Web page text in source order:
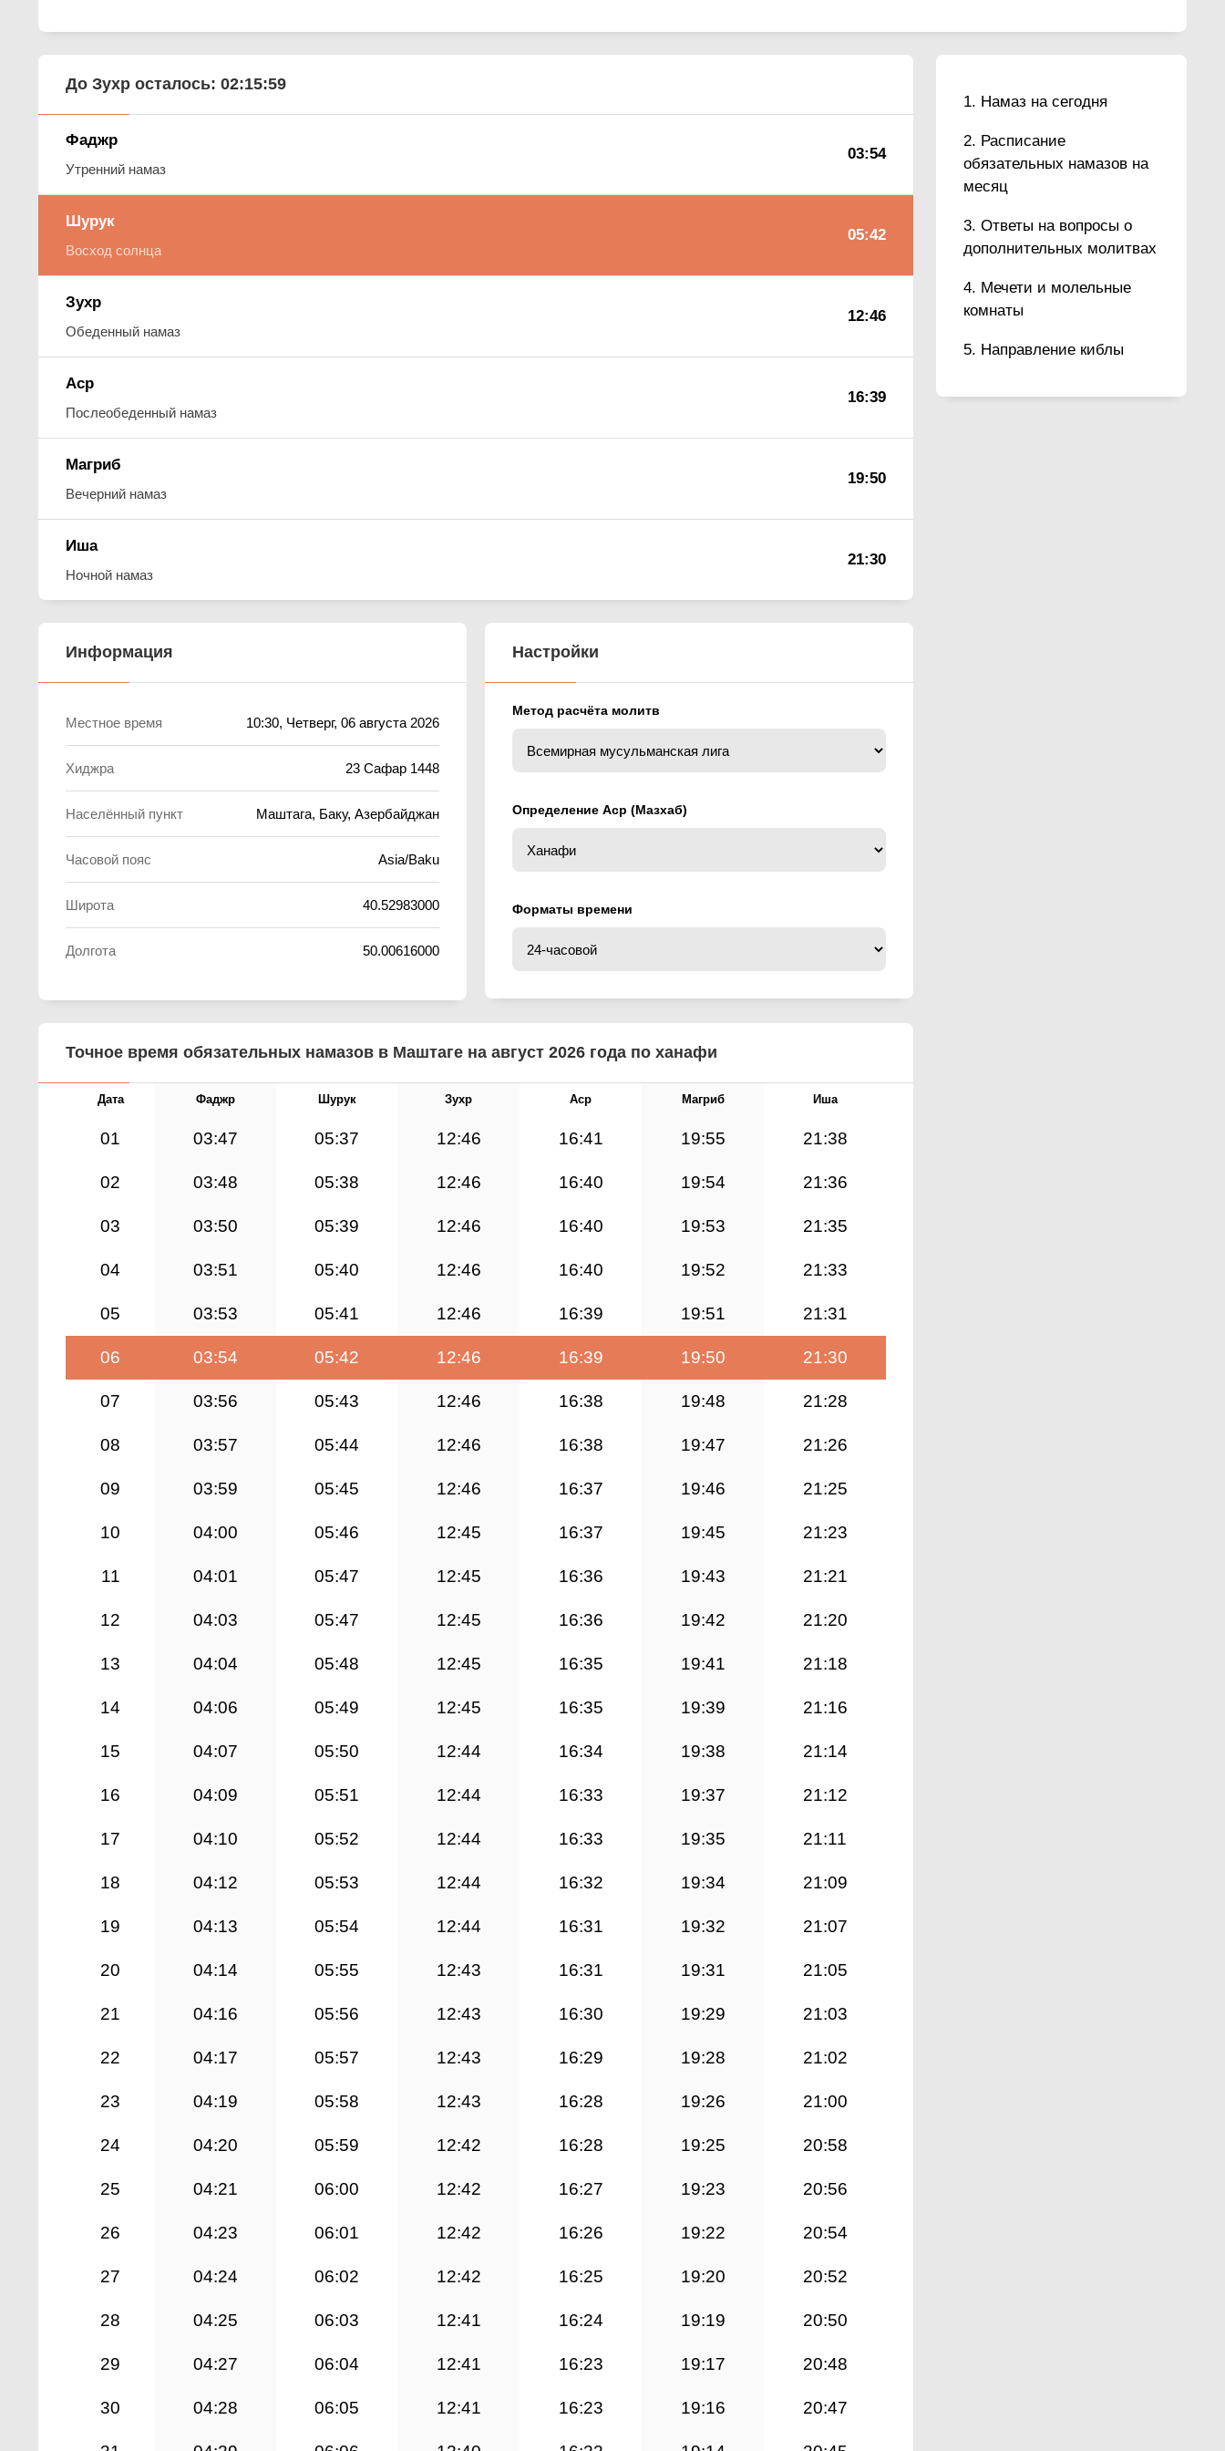
Намаз на сегодня
Расписание
обязательных намазов на
месяц
Ответы на вопросы о
дополнительных молитвах
Мечети и молельные
комнаты
Направление киблы
До Зухр осталось: 02:15:58
Фаджр
Утренний намаз
03:54
Шурук
Восход солнца
05:42
Зухр
Обеденный намаз
12:46
Аср
Послеобеденный намаз
16:39
Магриб
Вечерний намаз
19:50
Иша
Ночной намаз
21:30
Информация
Местное время 10:30, Четверг, 06 августа 2026
Хиджра 23 Сафар 1448
Населённый пункт Маштага, Баку, Азербайджан
Часовой пояс Asia/Baku
Широта 40.52983000
Долгота 50.00616000
Настройки
Метод расчёта молитв
Определение Аср (Мазхаб)
Форматы времени
Точное время обязательных намазов в Маштаге на август 2026 года по ханафи
Дата Фаджр Шурук Зухр Аср Магриб Иша
01 03:47 05:37 12:46 16:41 19:55 21:38
02 03:48 05:38 12:46 16:40 19:54 21:36
03 03:50 05:39 12:46 16:40 19:53 21:35
04 03:51 05:40 12:46 16:40 19:52 21:33
05 03:53 05:41 12:46 16:39 19:51 21:31
06 03:54 05:42 12:46 16:39 19:50 21:30
07 03:56 05:43 12:46 16:38 19:48 21:28
08 03:57 05:44 12:46 16:38 19:47 21:26
09 03:59 05:45 12:46 16:37 19:46 21:25
10 04:00 05:46 12:45 16:37 19:45 21:23
11 04:01 05:47 12:45 16:36 19:43 21:21
12 04:03 05:47 12:45 16:36 19:42 21:20
13 04:04 05:48 12:45 16:35 19:41 21:18
14 04:06 05:49 12:45 16:35 19:39 21:16
15 04:07 05:50 12:44 16:34 19:38 21:14
16 04:09 05:51 12:44 16:33 19:37 21:12
17 04:10 05:52 12:44 16:33 19:35 21:11
18 04:12 05:53 12:44 16:32 19:34 21:09
19 04:13 05:54 12:44 16:31 19:32 21:07
20 04:14 05:55 12:43 16:31 19:31 21:05
21 04:16 05:56 12:43 16:30 19:29 21:03
22 04:17 05:57 12:43 16:29 19:28 21:02
23 04:19 05:58 12:43 16:28 19:26 21:00
24 04:20 05:59 12:42 16:28 19:25 20:58
25 04:21 06:00 12:42 16:27 19:23 20:56
26 04:23 06:01 12:42 16:26 19:22 20:54
27 04:24 06:02 12:42 16:25 19:20 20:52
28 04:25 06:03 12:41 16:24 19:19 20:50
29 04:27 06:04 12:41 16:23 19:17 20:48
30 04:28 06:05 12:41 16:23 19:16 20:47